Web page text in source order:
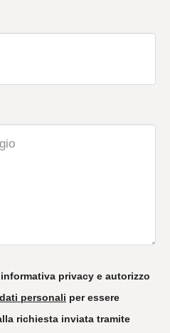
privacy e autorizzo
personali per essere
richiesta inviata tramite